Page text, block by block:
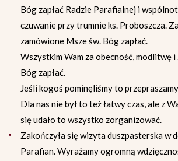
Bóg zapłać Radzie Parafialnej i
czuwanie przy trumnie ks. Proboszcza.
zamówione Msze św. Bóg zapłać.
Wszystkim Wam za obecność, modlitwę
Bóg zapłać.
Jeśli kogoś pominęliśmy to
Dla nas nie był to też łatwy czas, ale z
się udało to wszystko zorganizować.
Zakończyła się wizyta duszpasterska w
Parafian. Wyrażamy ogromną